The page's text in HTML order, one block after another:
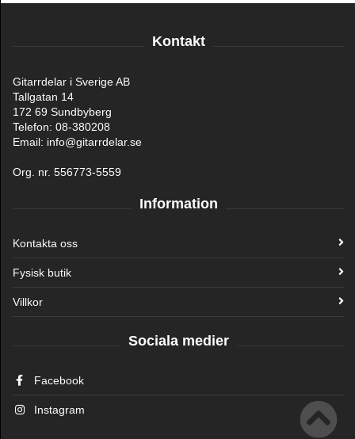
Kontakt
Gitarrdelar i Sverige AB
Tallgatan 14
172 69 Sundbyberg
Telefon: 08-380208
Email: info@gitarrdelar.se
Org. nr. 556773-5559
Information
Kontakta oss
Fysisk butik
Villkor
Sociala medier
Facebook
Instagram